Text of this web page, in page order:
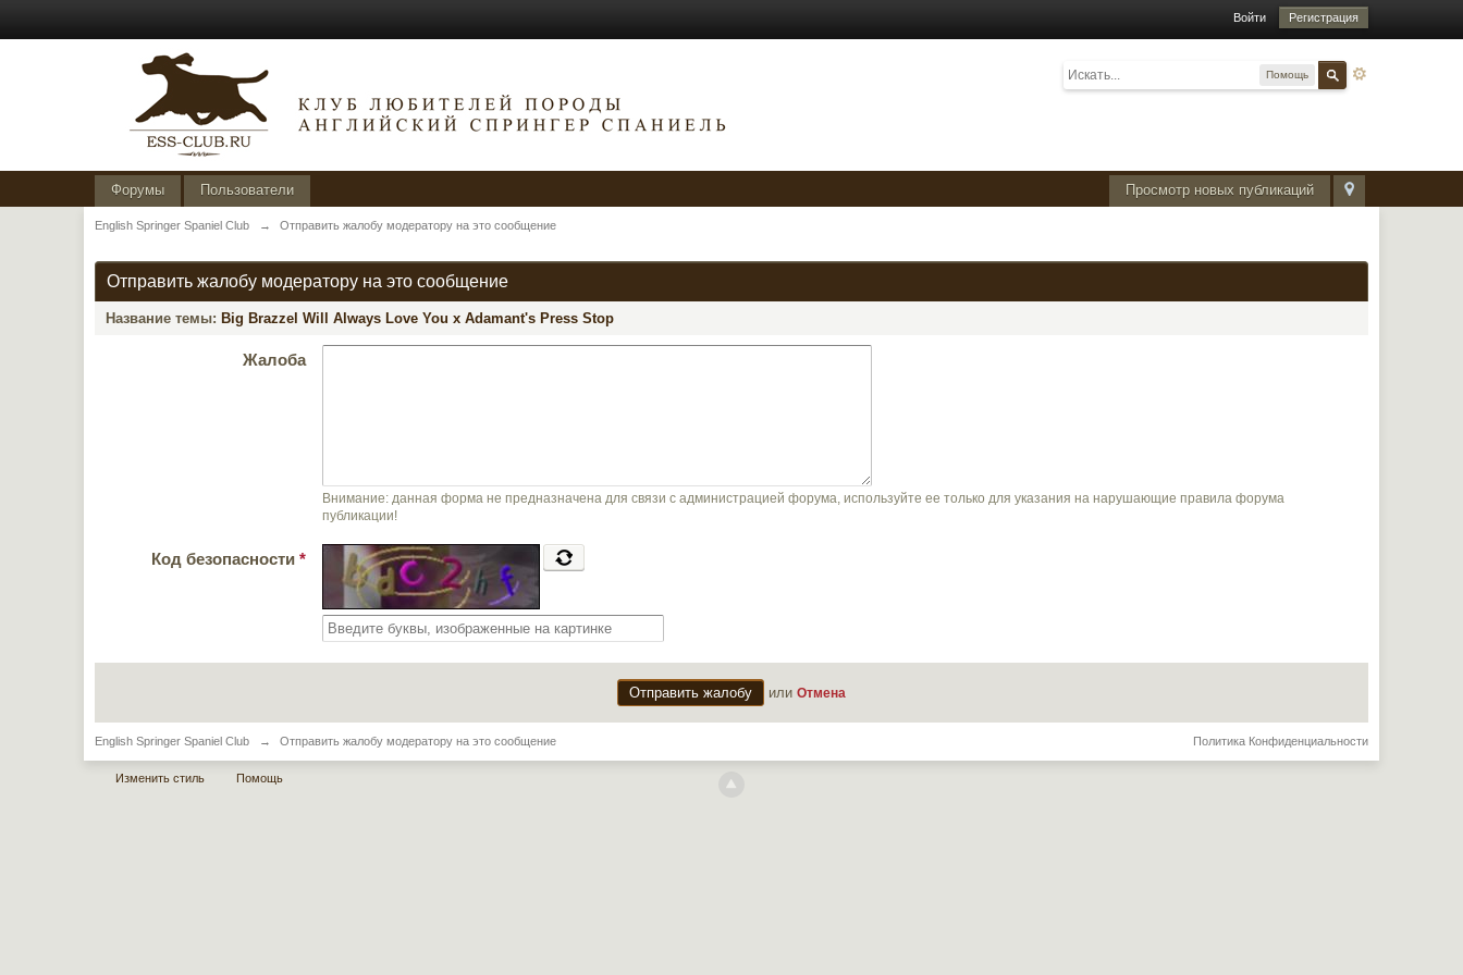
Войти Регистрация
Помощь
Просмотр новых публикаций
Форумы Пользователи
English Springer Spaniel Club → Отправить жалобу модератору на это сообщение
Отправить жалобу модератору на это сообщение
Название темы: Big Brazzel Will Always Love You x Adamant's Press Stop
Жалоба
Внимание: данная форма не предназначена для связи с администрацией форума, используйте ее только для указания на нарушающие правила форума
публикации!
Код безопасности*
или Отмена
English Springer Spaniel Club → Отправить жалобу модератору на это сообщение Политика Конфиденциальности
Изменить стиль Помощь